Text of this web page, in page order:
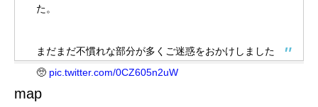
た。
まだまだ不慣れな部分が多くご迷惑をおかけしました
🥺 pic.twitter.com/0CZ605n2uW
map